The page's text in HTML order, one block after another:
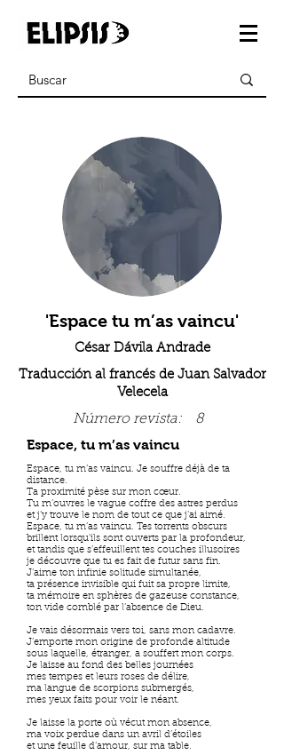
'Espace tu m’as vaincu'
César Dávila Andrade
Traducción al francés de Juan Salvador
Velecela
Número revista: 8
Espace, tu m’as vaincu
Espace, tu m’as vaincu. Je souffre déjà de ta
distance.
Ta proximité pèse sur mon cœur.
Tu m’ouvres le vague coffre des astres perdus
et j’y trouve le nom de tout ce que j’ai aimé.
Espace, tu m’as vaincu. Tes torrents obscurs
brillent lorsqu'ils sont ouverts par la profondeur,
et tandis que s’effeuillent tes couches illusoires
je découvre que tu es fait de futur sans fin.
J’aime ton infinie solitude simultanée,
ta présence invisible qui fuit sa propre limite,
ta mémoire en sphères de gazeuse constance,
ton vide comblé par l’absence de Dieu.
Je vais désormais vers toi, sans mon cadavre.
J’emporte mon origine de profonde altitude
sous laquelle, étranger, a souffert mon corps.
Je laisse au fond des belles journées
mes tempes et leurs roses de délire,
ma langue de scorpions submergés,
mes yeux faits pour voir le néant.
Je laisse la porte où vécut mon absence,
ma voix perdue dans un avril d’étoiles
et une feuille d’amour, sur ma table.